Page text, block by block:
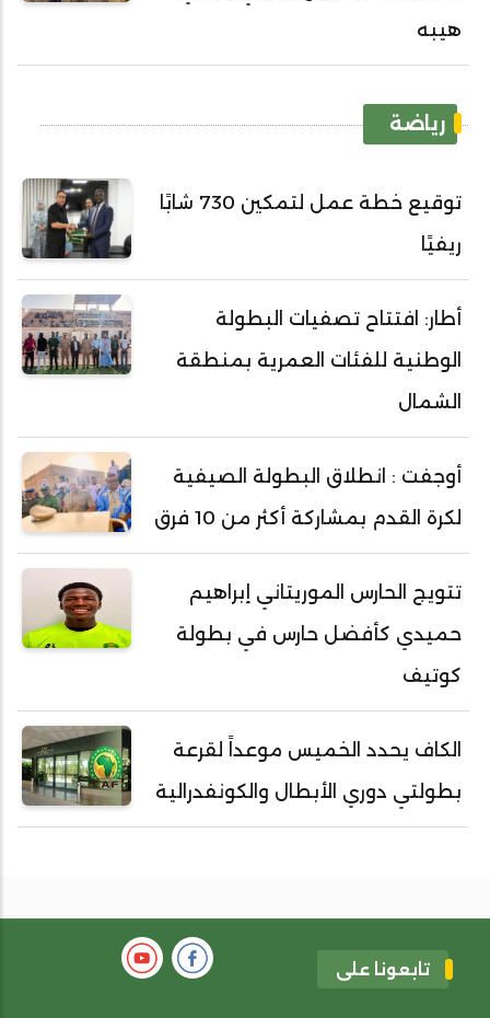
هيبه
رياضة
توقيع خطة عمل لتمكين 730 شابًا
ريفيًا
أطار: افتتاح تصفيات البطولة
الوطنية للفئات العمرية بمنطقة
الشمال
أوجفت : انطلاق البطولة الصيفية
لكرة القدم بمشاركة أكثر من 10 فرق
تتويج الحارس الموريتاني إبراهيم
حميدي كأفضل حارس في بطولة
كوتيف
الكاف يحدد الخميس موعداً لقرعة
بطولتي دوري الأبطال والكونفدرالية
تابعونا على